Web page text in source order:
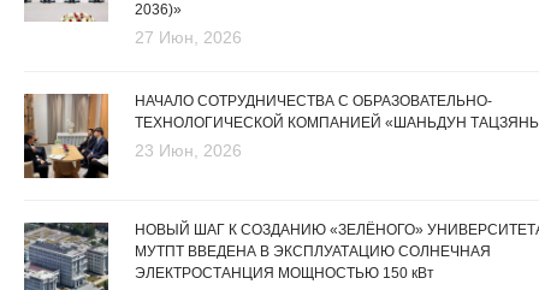
2036)»
27 Июн, 2026
НАЧАЛО СОТРУДНИЧЕСТВА С ОБРАЗОВАТЕЛЬНО-
ТЕХНОЛОГИЧЕСКОЙ КОМПАНИЕЙ «ШАНЬДУН
23 Июн, 2026
НОВЫЙ ШАГ К СОЗДАНИЮ «ЗЕЛЁНОГО»
МУТПТ ВВЕДЕНА В ЭКСПЛУАТАЦИЮ СОЛНЕЧНАЯ
ЭЛЕКТРОСТАНЦИЯ МОЩНОСТЬЮ 150 кВт